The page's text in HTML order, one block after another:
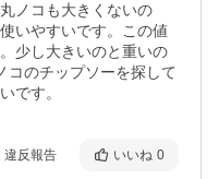
ノコも大きくないの
いやすいです。この値
少し大きいのと重いの
コのチップソーを探して
です。
違反報告 いいね 0